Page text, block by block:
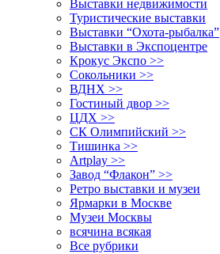
Выставки недвижимости
Туристические выставки
Выставки “Охота-рыбалка”
Выставки в Экспоцентре
Крокус Экспо >>
Сокольники >>
ВДНХ >>
Гостиный двор >>
ЦДХ >>
СК Олимпийский >>
Тишинка >>
Artplay >>
Завод “Флакон” >>
Ретро выставки и музеи
Ярмарки в Москве
Музеи Москвы
всячина всякая
Все рубрики